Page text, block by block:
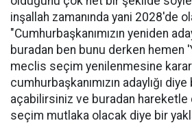
inşallah zamanında yani 2028'de
"Cumhurbaşkanımızın yeniden
buradan ben bunu derken hemen
meclis seçim yenilenmesine
cumhurbaşkanımızın adaylığı
açabilirsiniz ve buradan hareketle
seçim mutlaka olacak diye bir